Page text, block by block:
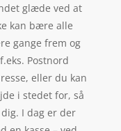
glæde ved at
kan bære alle
gange frem og
Postnord
eller du kan
i stedet for, så
I dag er der